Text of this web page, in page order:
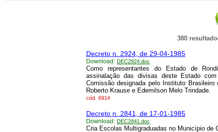
380
Decreto n. 2924, de 29-04-1985
Download: DEC2924.doc
Como representantes do Estado de
assinalação das divisas deste Estado
Comissão designada pelo Instituto
Roberto Krause e Edemilson Melo Trindade.
cód. 6914
Decreto n. 2841, de 17-01-1985
Download: DEC2841.doc
Cria Escolas Multigraduadas no Município de